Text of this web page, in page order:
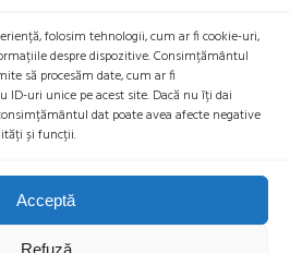
folosim tehnologii, cum ar fi cookie-uri,
despre dispozitive. Consimțământul
să procesăm date, cum ar fi
ID-uri unice pe acest site. Dacă nu îți dai
dat poate avea afecte negative
și funcții.
Acceptă
Refuză